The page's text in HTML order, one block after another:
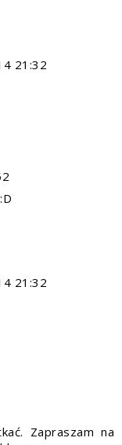
21:32
21:32
Zapraszam na